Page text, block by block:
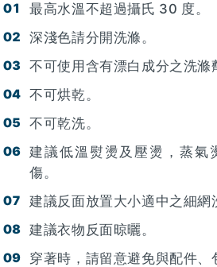
最高水溫不超過攝氏 30 度。
深淺色請分開洗滌。
不可使用含有漂白成分之洗滌
不可烘乾。
不可乾洗。
建議低溫熨燙及壓燙，蒸氣
傷。
建議反面放置大小適中之細網
建議衣物反面晾曬。
穿著時，請留意避免與配件、